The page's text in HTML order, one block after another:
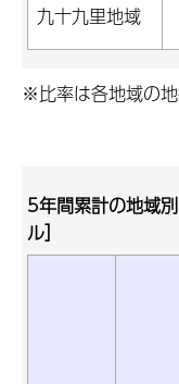
九十九里地域
※比率は各地域の
5年間累計の地域
ル］